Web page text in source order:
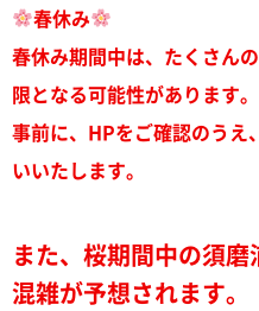
春休み
春休み期間中は、たくさん
限となる可能性があります。
事前に、HPをご確認のうえ
いいたします。
また、桜期間中の須
混雑が予想されます。